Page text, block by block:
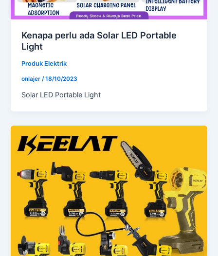
Kenapa perlu ada Solar LED Portable
Light
Produk Elektrik
onlajer/18/10/2023
Solar LED Portable Light